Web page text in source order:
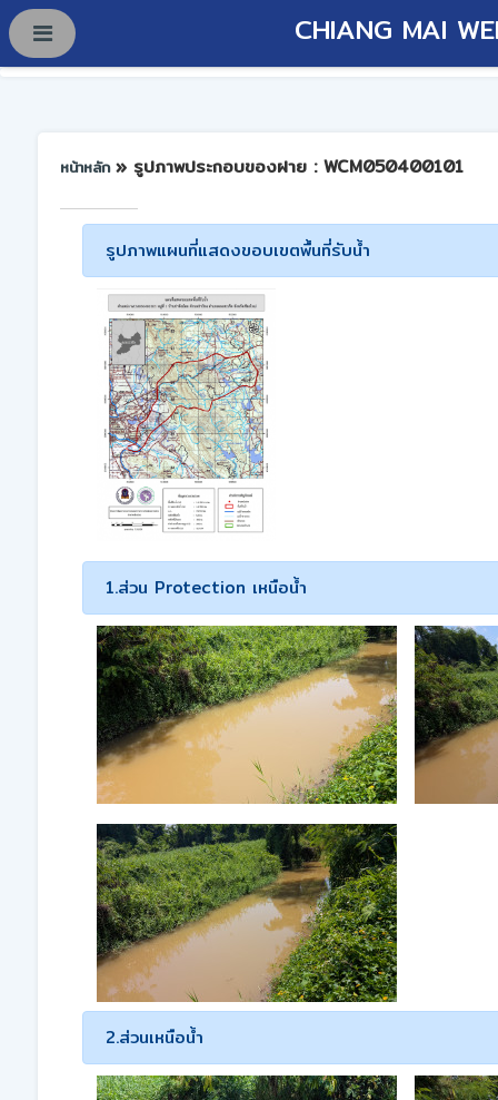
CHIANG MAI
หน้าหลัก » รูปภาพประกอบของฝาย : WCM050400101
รูปภาพแผนที่แสดงขอบเขตพื้นที่รับน้ำ
1.ส่วน Protection เหนือน้ำ
2.ส่วนเหนือน้ำ